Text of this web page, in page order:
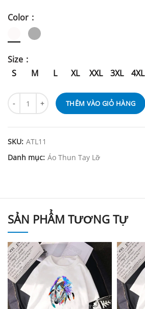
Color
Size
S
M L XL XXL 3XL 4XL
THÊM VÀO GIỎ HÀNG
SKU: ATL11
Danh mục: Áo Thun Tay Lỡ
SẢN PHẨM TƯƠNG TỰ